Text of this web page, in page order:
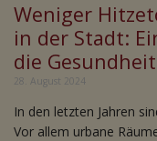
Weniger
in der Stadt:
die Gesundheit
28. August 2024
In den letzten Jahren
Vor allem urbane